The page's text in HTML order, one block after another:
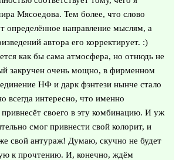
Мясоедова. Тем более, что слово
определённое направление мыслям, а
автора его корректирует. :)
как бы сама атмосфера, но отнюдь не
закручен очень мощно, в фирменном
НФ и дарк фэнтези нынче стало
всегда интересно, что именно
своего в эту комбинацию. И уж
смог привнести свой колорит, и
свой антураж! Думаю, скучно не будет
к прочтению. И, конечно, ждём